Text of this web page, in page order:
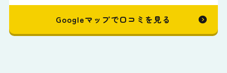
Googleマップで口コミを見る